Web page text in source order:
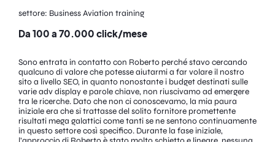
settore: Business Aviation training
Da 100 a 70.000 click/mese
Sono entrata in contatto con Roberto perché stavo cercando
qualcuno di valore che potesse aiutarmi a far volare il nostro
sito a livello SEO, in quanto nonostante i budget destinati sulle
varie adv display e parole chiave, non riuscivamo ad emergere
tra le ricerche. Dato che non ci conoscevamo, la mia paura
iniziale era che si trattasse del solito fornitore promettente
risultati mega galattici come tanti se ne sentono continuamente
in questo settore così specifico. Durante la fase iniziale,